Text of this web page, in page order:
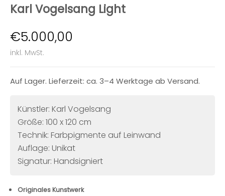
Karl Vogelsang Light
Angebot
€5.000,00
inkl. MwSt.
Auf Lager. Lieferzeit: ca. 3–4 Werktage ab Versand.
Künstler: Karl Vogelsang
Größe: 100 x 120 cm
Technik: Farbpigmente auf Leinwand
Auflage: Unikat
Signatur: Handsigniert
Originales Kunstwerk